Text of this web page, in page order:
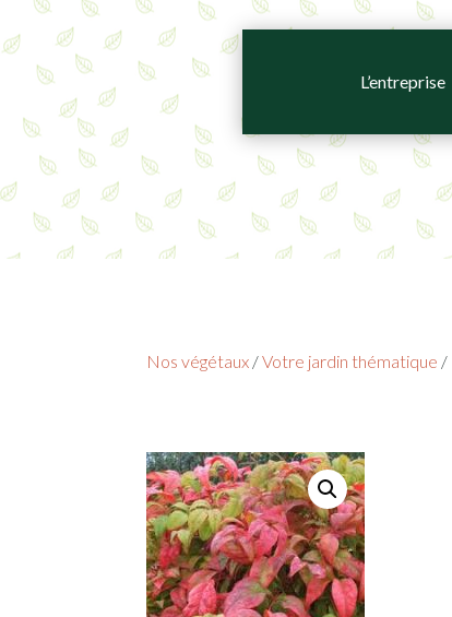
L’entreprise
Nos végétaux /Votre jardin thématique /